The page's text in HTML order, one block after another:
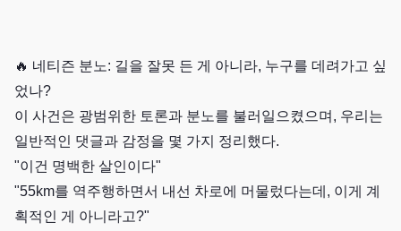
🔥 네티즌 분노: 길을 잘못 든 게 아니라, 누구를 데려가고 싶
었나?
이 사건은 광범위한 토론과 분노를 불러일으켰으며, 우리는
일반적인 댓글과 감정을 몇 가지 정리했다.
"이건 명백한 살인이다"
"55km를 역주행하면서 내선 차로에 머물렀다는데, 이게 계
획적인 게 아니라고?"